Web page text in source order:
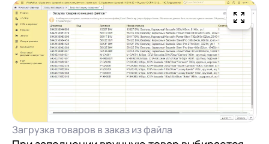
Загрузка товаров в заказ из файла